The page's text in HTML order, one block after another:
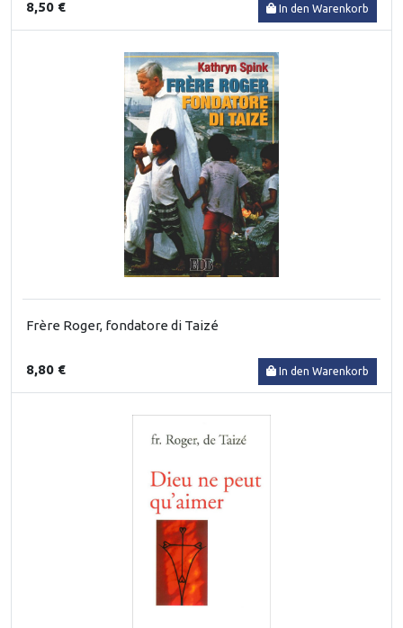
8,50 € In den Warenkorb
Frère Roger, fondatore di Taizé
8,80 € In den Warenkorb